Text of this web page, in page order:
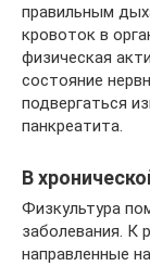
правильным
кровоток в
физическая
состояние
подвергаться
панкреатита.
В
Физкультура
заболевания. К
направленные